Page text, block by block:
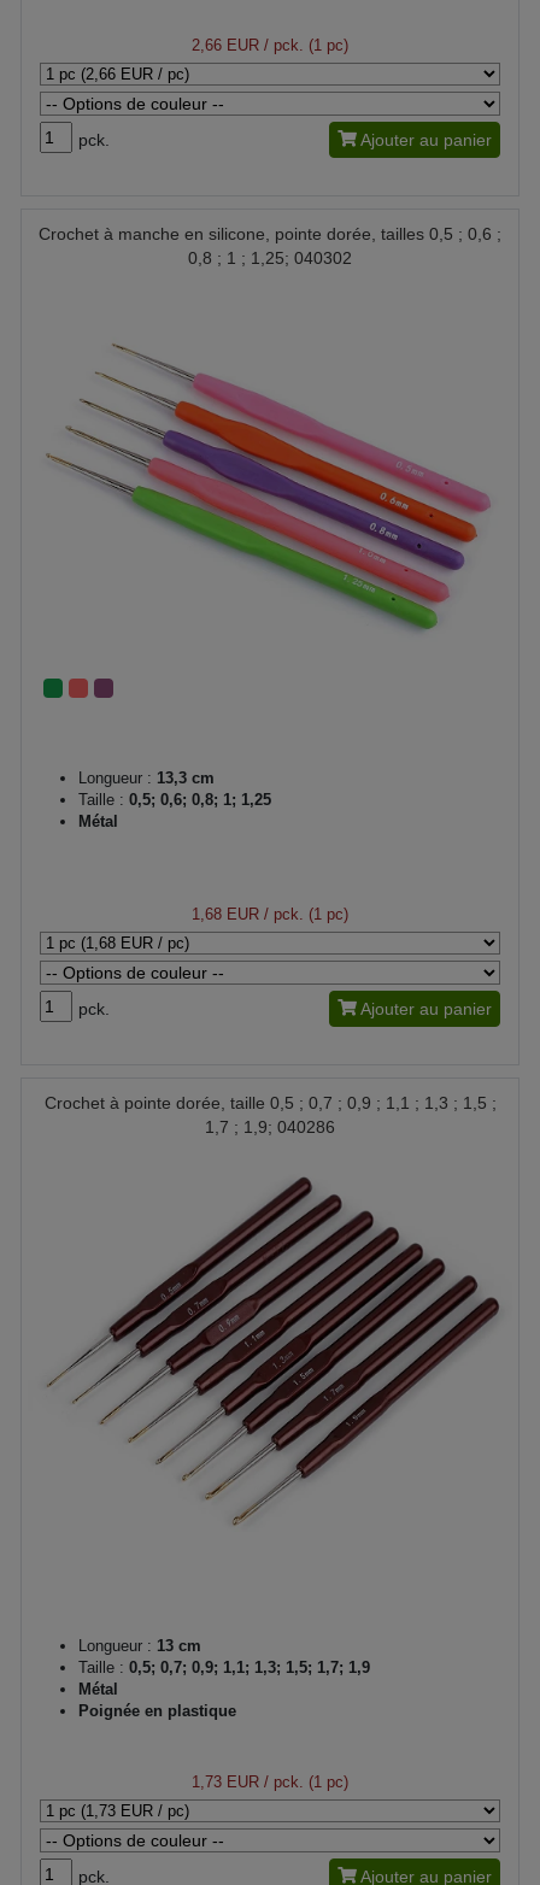
2,66 EUR / pck. (1 pc)
pck. Ajouter au panier
Crochet à manche en silicone, pointe dorée, tailles 0,5 ; 0,6 ;
0,8 ; 1 ; 1,25; 040302
Longueur : 13,3 cm
Taille : 0,5; 0,6; 0,8; 1; 1,25
Métal
1,68 EUR / pck. (1 pc)
pck. Ajouter au panier
Crochet à pointe dorée, taille 0,5 ; 0,7 ; 0,9 ; 1,1 ; 1,3 ; 1,5 ;
1,7 ; 1,9; 040286
Longueur : 13 cm
Taille : 0,5; 0,7; 0,9; 1,1; 1,3; 1,5; 1,7; 1,9
Métal
Poignée en plastique
1,73 EUR / pck. (1 pc)
pck. Ajouter au panier